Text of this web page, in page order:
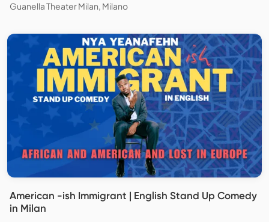
Guanella Theater Milan, Milano
American -ish Immigrant | English Stand Up Comedy
in Milan